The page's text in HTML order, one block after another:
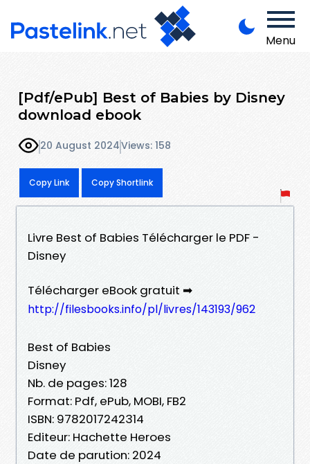
Menu
[Pdf/ePub] Best of Babies by Disney
download ebook
20 August 2024Views: 158
Copy Link Copy Shortlink
Livre Best of Babies Télécharger le PDF -
Disney
Télécharger eBook gratuit ➡
http://filesbooks.info/pl/livres/143193/962
Best of Babies
Disney
Nb. de pages: 128
Format: Pdf, ePub, MOBI, FB2
ISBN: 9782017242314
Editeur: Hachette Heroes
Date de parution: 2024